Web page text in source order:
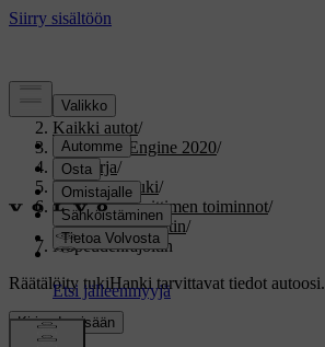
Tuki/
Kaikki autot/
V60 Twin Engine 2020/
Ohjekirja/
Kuljettajan tuki/
Nopeudenrajoittimen toiminnot/
Nopeudenrajoitin/
Nopeudenrajoitin
Räätälöity tukiHanki tarvittavat tiedot autoosi.
Kirjaudu sisään